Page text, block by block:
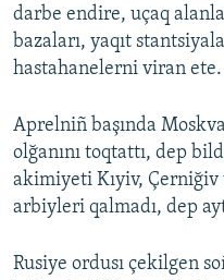
darbe endire, uçaq
bazaları, yaqıt
hastahanelerni viran ete.
Aprelniñ başında
olğanını toqtattı, dep
akimiyeti Kıyiv, Çerniğiv
arbiyleri qalmadı, dep
Rusiye ordusı çekilgen